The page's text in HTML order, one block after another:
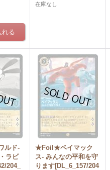
在庫なし
ルド-
ラビ
204_
★Foil★ベイマック
ス- みんなの平和を守
ります[DL_6_157/204